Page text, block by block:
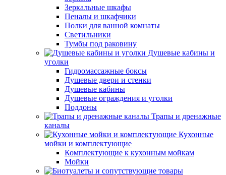
Зеркальные шкафы
Пеналы и шкафчики
Полки для ванной комнаты
Светильники
Тумбы под раковину
Душевые кабины и
уголки
Гидромассажные боксы
Душевые двери и стенки
Душевые кабины
Душевые ограждения и уголки
Поддоны
Трапы и дренажные
каналы
Кухонные
мойки и комплектующие
Комплектующие к кухонным мойкам
Мойки